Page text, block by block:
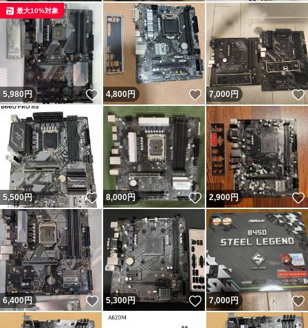
5,980円 いいね！
最大10%対象
4,800円 いいね！
7,000円
5,500円 いいね！
8,000円 いいね！
2,900円
6,400円 いいね！
5,300円 いいね！
7,000円